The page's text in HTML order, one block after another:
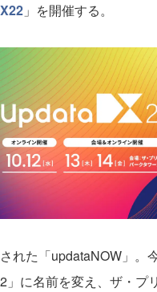
」を開催する。
れた「updataNOW」。
」に名前を変え、ザ・プ